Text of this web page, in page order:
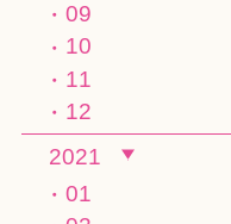
09
10
11
12
2021
01